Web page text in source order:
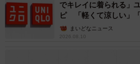
でキレイに着られる」
ピ 「軽くて涼しい」
の声まいどなニュース
2026.08.10